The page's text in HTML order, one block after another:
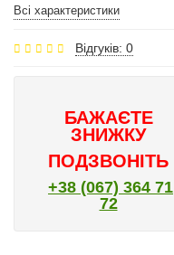
Всі характеристики
Відгуків: 0
БАЖАЄТЕ
ЗНИЖКУ
ПОДЗВОНІТЬ
+38 (067) 364 71
72